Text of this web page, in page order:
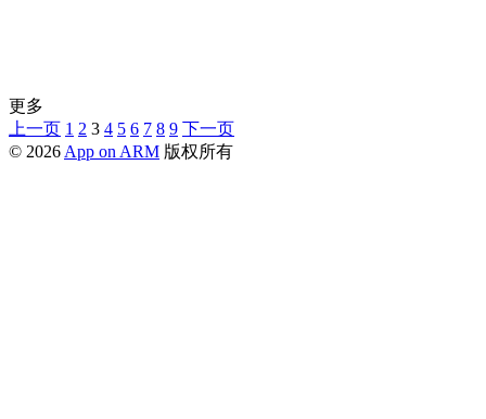
更多
上一页 1 2 3 4 5 6 7 8 9 下一页
© 2026 App on ARM 版权所有